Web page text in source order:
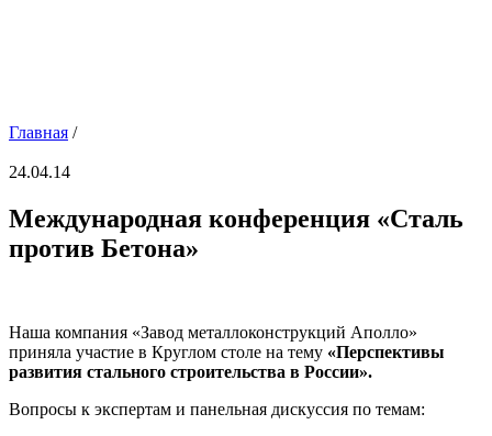
Главная /
24.04.14
Международная конференция «Сталь
против Бетона»
Наша компания «Завод металлоконструкций Аполло»
приняла участие в Круглом столе на тему «Перспективы
развития стального строительства в России».
Вопросы к экспертам и панельная дискуссия по темам: